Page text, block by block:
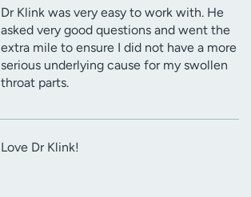
Dr Klink was very easy to work with. He
asked very good questions and went the
extra mile to ensure I did not have a more
serious underlying cause for my swollen
throat parts.
Love Dr Klink!